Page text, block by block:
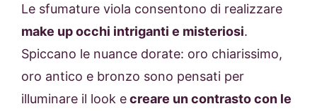
Le sfumature viola consentono di realizzare
make up occhi intriganti e misteriosi.
Spiccano le nuance dorate: oro chiarissimo,
oro antico e bronzo sono pensati per
illuminare il look ecreare un contrasto con le